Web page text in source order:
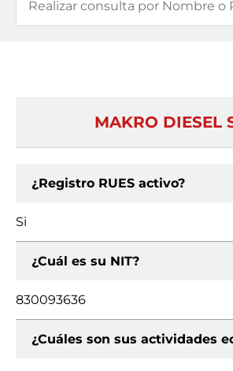
MAKRO DIESEL
¿Registro RUES activo?
Si
¿Cuál es su NIT?
830093636
¿Cuáles son sus actividades